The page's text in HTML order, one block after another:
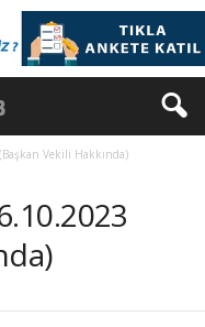
Vekili Hakkında)